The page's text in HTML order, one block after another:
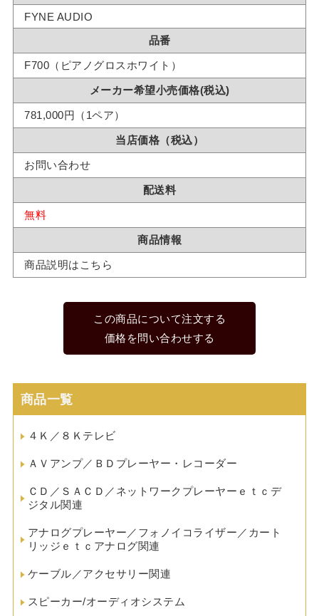
FYNE AUDIO
品番
F700（ピアノグロスホワイト）
メーカー希望小売価格(税込)
781,000円（1ペア）
当店価格（税込）
お問い合わせ
配送料
無料
商品情報
商品説明はこちら
この商品について注文する
価格を問い合わせする
商品一覧
４Ｋ／８Ｋテレビ
ＡＶアンプ／ＢＤプレーヤー・レコーダー
ＣＤ／ＳＡＣＤ／ネットワークプレーヤーｅｔｃデ
ジタル関連
アナログプレーヤー／フォノイコライザー／カート
リッジｅｔｃアナログ関連
ケーブル／アクセサリー関連
スピーカー/オーディオシステム